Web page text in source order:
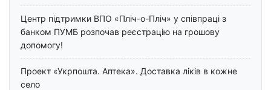
Центр підтримки ВПО «Пліч-о-Пліч» у співпраці з
банком ПУМБ розпочав реєстрацію на грошову
допомогу!
Проект «Укрпошта. Аптека». Доставка ліків в кожне
село